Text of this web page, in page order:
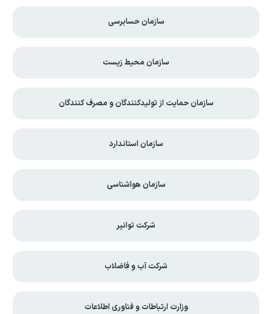
سازمان حسابرسی
سازمان محیط زیست
سازمان حمایت از تولیدکنندگان و مصرف کنندگان
سازمان استاندارد
سازمان هواشناسی
شرکت توانیر
شرکت آب و فاضلاب
وزارت ارتباطات و فناوری اطلاعات